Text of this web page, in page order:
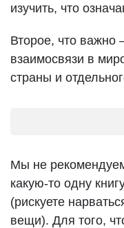
изучить, что
Второе, что важно
взаимосвязи в
страны и
Мы не
какую-то одну
(рискуете
вещи). Для того,